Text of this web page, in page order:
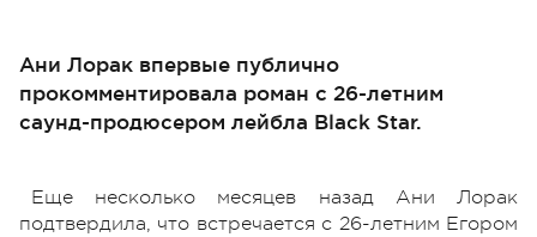
Ани Лорак впервые публично
прокомментировала роман с 26-летним
саунд-продюсером лейбла Black Star.
Еще несколько месяцев назад Ани Лорак
подтвердила, что встречается с 26-летним Егором